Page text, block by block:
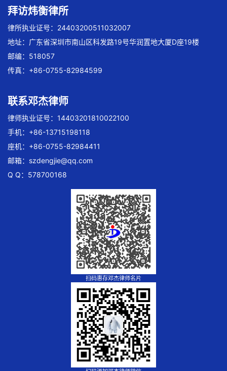
拜访炜衡律所
律所执业证号：24403200511032007
地址：广东省深圳市南山区科发路19号华润置地大厦D座19楼
邮编：518057
传真：+86-0755-82984599
联系邓杰律师
律师执业证号：14403201810022100
手机：+86-13715198118
座机：+86-0755-82984411
邮箱： szdengjie@qq.com
Q Q：578700168
扫码惠存邓杰律师名片